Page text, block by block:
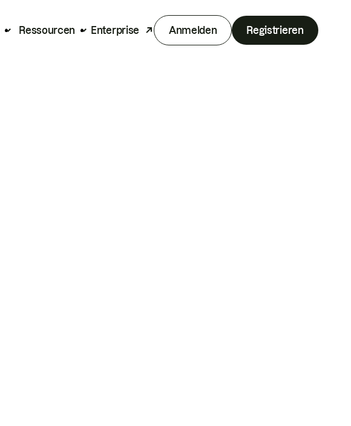
Ressourcen Enterprise Anmelden Registrieren